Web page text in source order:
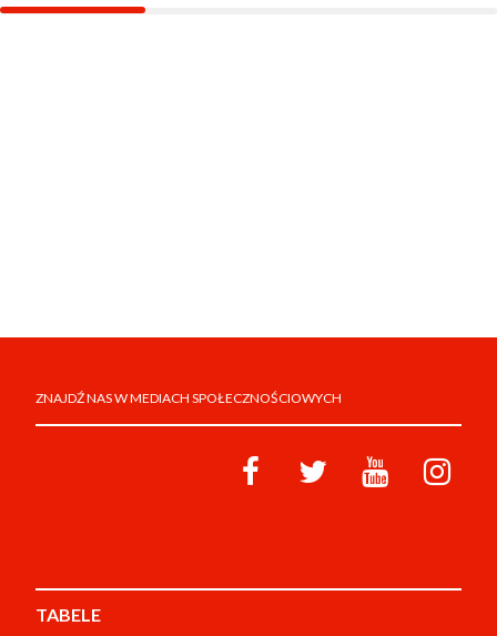
ZNAJDŹ NAS W MEDIACH SPOŁECZNOŚCIOWYCH
TABELE